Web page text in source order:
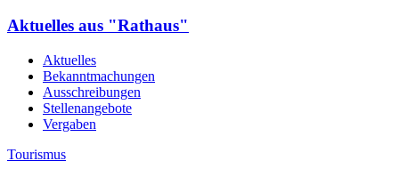
Aktuelles aus "Rathaus"
Aktuelles
Bekanntmachungen
Ausschreibungen
Stellenangebote
Vergaben
Tourismus